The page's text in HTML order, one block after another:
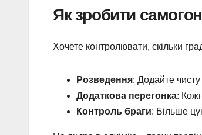
Як зробити самогон
Хочете контролювати, скільки
Розведення: Додайте
Додаткова перегонка:
Контроль браги: Більше